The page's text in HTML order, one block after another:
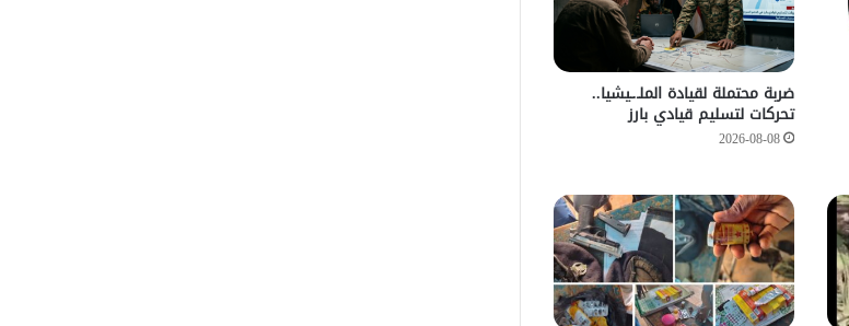
ضربة محتملة لقيادة الملـ.ـيشيا..
تحركات لتسليم قيادي بارز
2026-08-08